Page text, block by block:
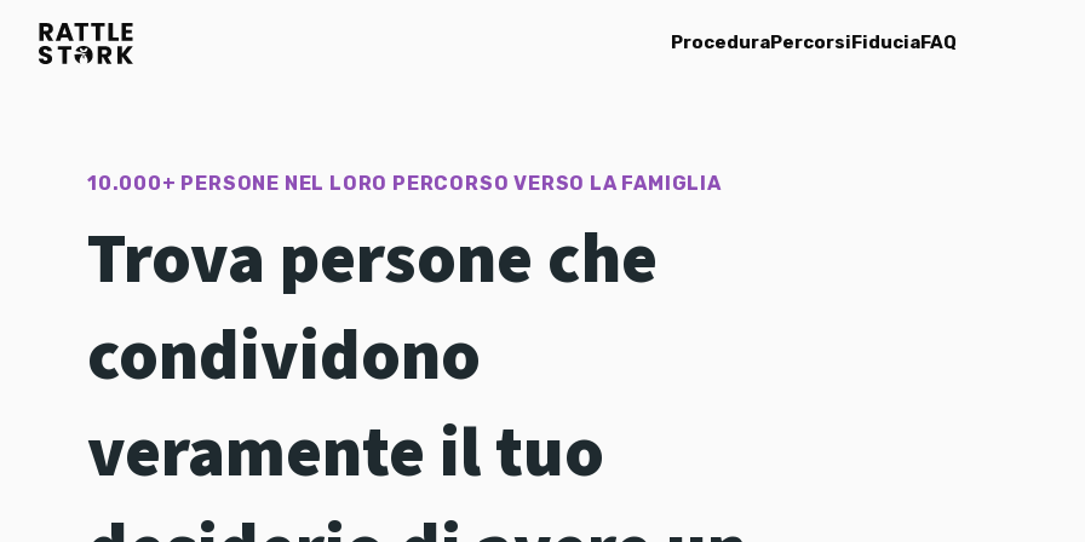
ProceduraPercorsiFiduciaFAQ
10.000+ PERSONE NEL LORO PERCORSO VERSO LA FAMIGLIA
Trova persone che
condividono
veramente il tuo